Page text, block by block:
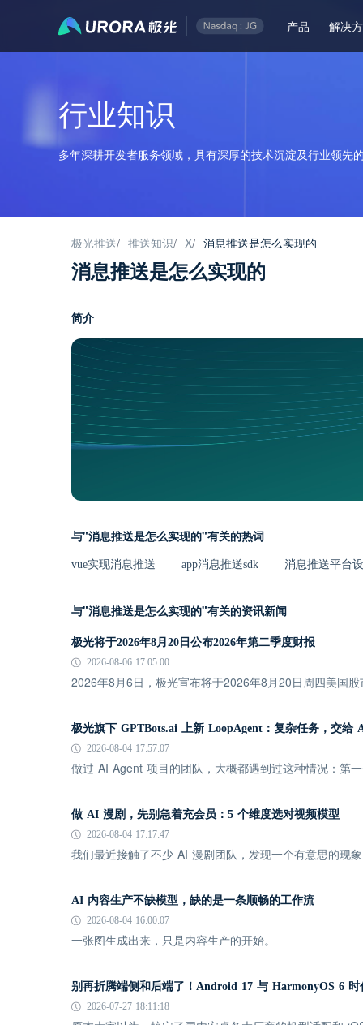
产品 解决
行业知识
多年深耕开发者服务领域，具有深厚的技术沉淀及行业领先
极光推送/ 推送知识/ X/ 消息推送是怎么实现的
消息推送是怎么实现的
简介
与"消息推送是怎么实现的"有关的热词
vue实现消息推送 app消息推送sdk 消息推送平台
与"消息推送是怎么实现的"有关的资讯新闻
极光将于2026年8月20日公布2026年第二季度财报
2026-08-06 17:05:00
2026年8月6日，极光宣布将于2026年8月20日周四美国
极光旗下 GPTBots.ai 上新 LoopAgent：复杂任务，交给
2026-08-04 17:57:07
做过 AI Agent 项目的团队，大概都遇到过这种情况：第
做 AI 漫剧，先别急着充会员：5 个维度选对视频模型
2026-08-04 17:17:47
我们最近接触了不少 AI 漫剧团队，发现一个有意思的现
AI 内容生产不缺模型，缺的是一条顺畅的工作流
2026-08-04 16:00:07
一张图生成出来，只是内容生产的开始。
别再折腾端侧和后端了！Android 17 与 HarmonyOS 6 时
2026-07-27 18:11:18